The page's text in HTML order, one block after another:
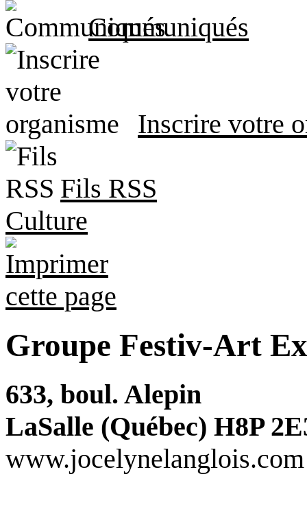
Communiqués
Inscrire votre
Fils RSS
Culture
Groupe Festiv-Art
633, boul. Alepin
LaSalle (Québec) H8P
www.jocelynelanglois.com